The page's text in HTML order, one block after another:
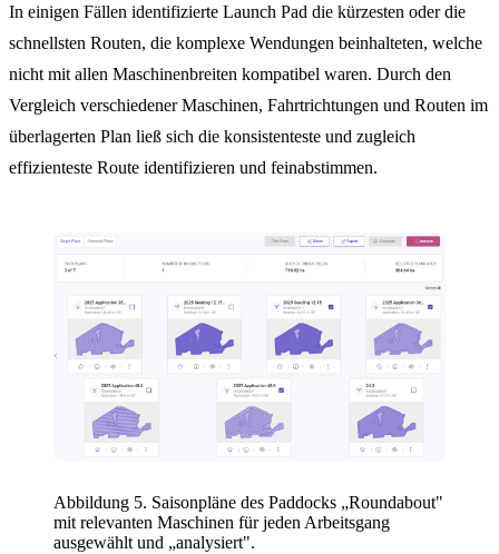
In einigen Fällen identifizierte Launch Pad die kürzesten oder die
schnellsten Routen, die komplexe Wendungen beinhalteten, welche
nicht mit allen Maschinenbreiten kompatibel waren. Durch den
Vergleich verschiedener Maschinen, Fahrtrichtungen und Routen im
überlagerten Plan ließ sich die konsistenteste und zugleich
effizienteste Route identifizieren und feinabstimmen.
Abbildung 5. Saisonpläne des Paddocks „Roundabout"
mit relevanten Maschinen für jeden Arbeitsgang
ausgewählt und „analysiert".